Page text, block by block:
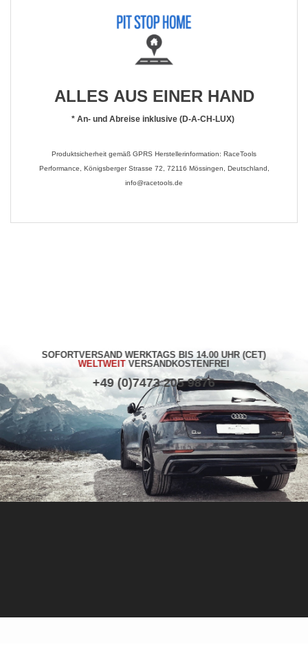
ALLES AUS EINER HAND
* An- und Abreise inklusive (D-A-CH-LUX)
Produktsicherheit gemäß GPRS Herstellerinformation: RaceTools
Performance, Königsberger Strasse 72, 72116 Mössingen, Deutschland,
info@racetools.de
SOFORTVERSAND WERKTAGS BIS 14.00 UHR (CET)
WELTWEITVERSANDKOSTENFREI
+49 (0)7473 205 9876